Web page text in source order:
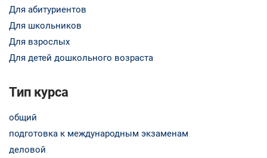
Для абитуриентов
Для школьников
Для взрослых
Для детей дошкольного возраста
Тип курса
общий
подготовка к международным экзаменам
деловой